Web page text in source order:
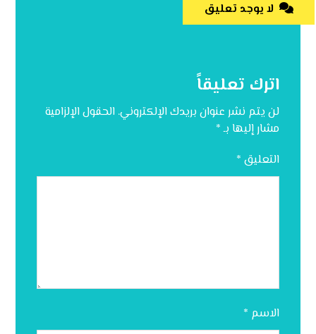
لا يوجد تعليق
اترك تعليقاً
لن يتم نشر عنوان بريدك الإلكتروني. الحقول الإلزامية
مشار إليها بـ*
التعليق *
الاسم *